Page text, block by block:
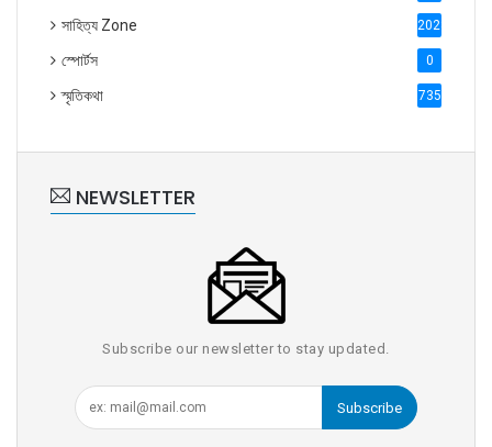
সাহিত্য Zone 2028
স্পোর্টস 0
স্মৃতিকথা 735
NEWSLETTER
Subscribe our newsletter to stay updated.
Subscribe